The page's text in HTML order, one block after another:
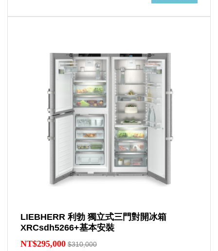
LIEBHERR 利勃 獨立式三門對開冰箱
XRCsdh5266+基本安裝
NT$295,000 $310,000